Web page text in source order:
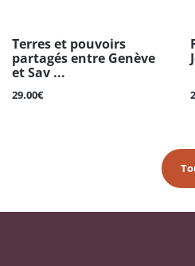
Terres et pouvoirs
partagés entre Genève
et Sav ...
29.00€